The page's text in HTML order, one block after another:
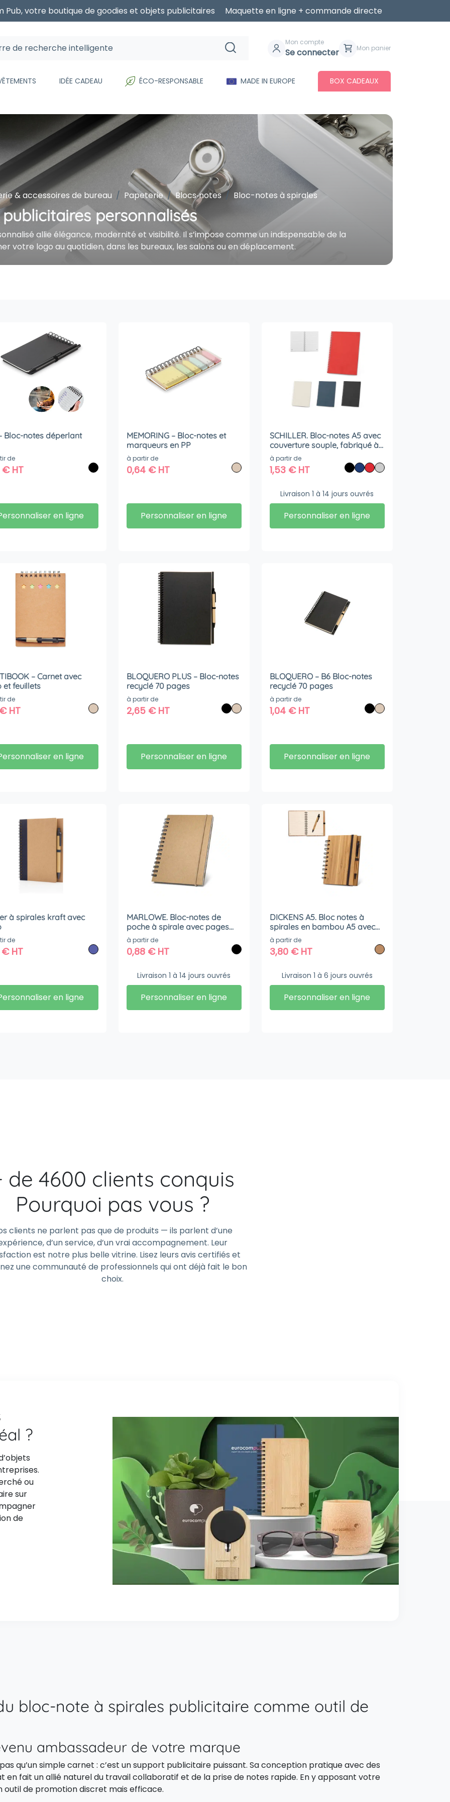
Pub, votre boutique de goodies et objets publicitaires Maquette en ligne + commande directe
Mon compte
Se connecter Mon panier
IDÉE CADEAU ÉCO-RESPONSABLE MADE IN EUROPE BOX CADEAUX
& accessoires de bureau Papeterie Blocs‑notes Bloc-notes à spirales
personnalisés
allie élégance, modernité et visibilité. Il s’impose comme un indispensable de la
votre logo au quotidien, dans les bureaux, les salons ou en déplacement.
Bloc-notes déperlant
de
€HT
en ligne
MEMORING – Bloc-notes et
marqueurs en PP
à partir de
0,64 €HT
Personnaliser en ligne
SCHILLER. Bloc-notes A5 avec
couverture souple, fabriqué à
partir de papier 100 % recyclé
à partir de
1,53 €HT
Livraison 1 à 14 jours ouvrés
Personnaliser en ligne
– Carnet avec
et feuillets
de
€HT
en ligne
BLOQUERO PLUS – Bloc-notes
recyclé 70 pages
à partir de
2,65 €HT
Personnaliser en ligne
BLOQUERO – B6 Bloc-notes
recyclé 70 pages
à partir de
1,04 €HT
Personnaliser en ligne
à spirales kraft avec
de
€HT
en ligne
MARLOWE. Bloc-notes de
poche à spirale avec pages
lignées
à partir de
0,88 €HT
Livraison 1 à 14 jours ouvrés
Personnaliser en ligne
DICKENS A5. Bloc notes à
spirales en bambou A5 avec
papier 100% recyclé
à partir de
3,80 €HT
Livraison 1 à 6 jours ouvrés
Personnaliser en ligne
de 4600 clients conquis
Pourquoi pas vous ?
clients ne parlent pas que de produits — ils parlent d’une
d’un service, d’un vrai accompagnement. Leur
est notre plus belle vitrine. Lisez leurs avis certifiés et
une communauté de professionnels qui ont déjà fait le bon
choix.
?
ou
sur
de
bloc-note à spirales publicitaire comme outil de
ambassadeur de votre marque
qu’un simple carnet : c’est un support publicitaire puissant. Sa conception pratique avec des
en fait un allié naturel du travail collaboratif et de la prise de notes rapide. En y apposant votre
de promotion discret mais efficace.